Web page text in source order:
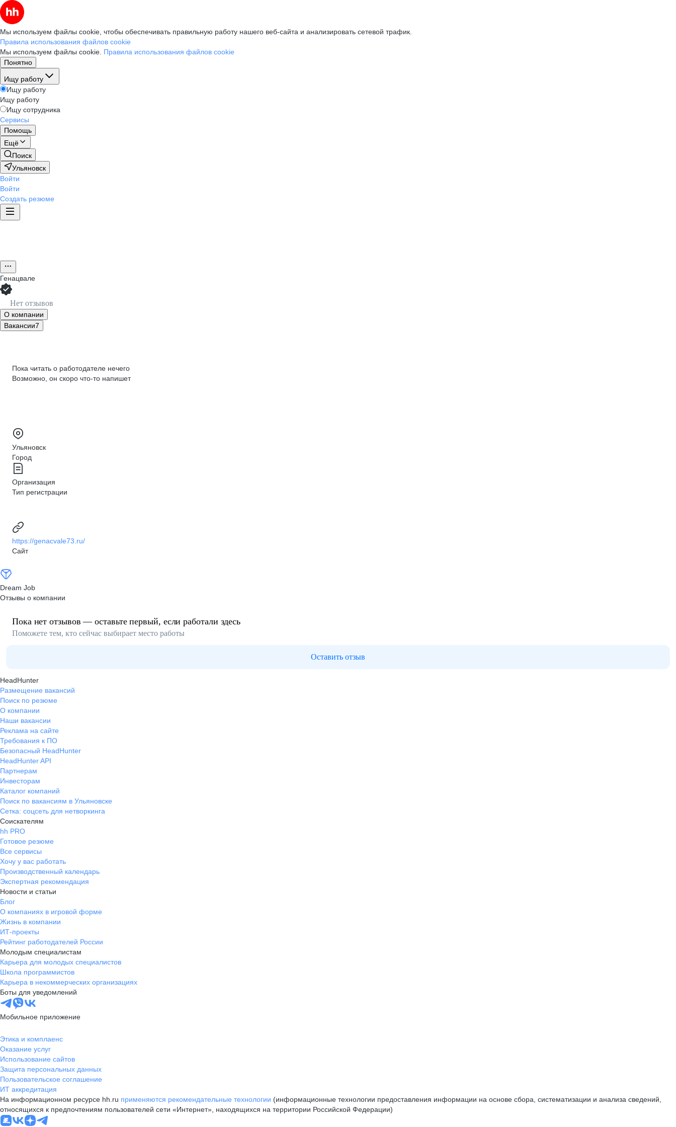
Мы используем файлы cookie, чтобы обеспечивать правильную работу нашего веб-сайта и анализировать сетевой трафик.
Правила использования файлов cookie
Мы используем файлы cookie. Правила использования файлов cookie
Понятно
Ищу работу
Ищу работу
Ищу работу
Ищу сотрудника
Сервисы
Помощь
Ещё
Поиск
Ульяновск
Войти
Войти
Создать резюме
Генацвале
Нет отзывов
О компании
Вакансии7
Пока читать о работодателе нечего
Возможно, он скоро что‑то напишет
Ульяновск
Город
Организация
Тип регистрации
https://genacvale73.ru/
Сайт
Dream Job
Отзывы о компании
Пока нет отзывов — оставьте первый, если работали здесь
Поможете тем, кто сейчас выбирает место работы
Оставить отзыв
HeadHunter
Размещение вакансий
Поиск по резюме
О компании
Наши вакансии
Реклама на сайте
Требования к ПО
Безопасный HeadHunter
HeadHunter API
Партнерам
Инвесторам
Каталог компаний
Поиск по вакансиям в Ульяновске
Сетка: соцсеть для нетворкинга
Соискателям
hh PRO
Готовое резюме
Все сервисы
Хочу у вас работать
Производственный календарь
Экспертная рекомендация
Новости и статьи
Блог
О компаниях в игровой форме
Жизнь в компании
ИТ-проекты
Рейтинг работодателей России
Молодым специалистам
Карьера для молодых специалистов
Школа программистов
Карьера в некоммерческих организациях
Боты для уведомлений
Мобильное приложение
Этика и комплаенс
Оказание услуг
Использование сайтов
Защита персональных данных
Пользовательское соглашение
ИТ аккредитация
На информационном ресурсе hh.ru применяются рекомендательные технологии (информационные технологии предоставления информации на основе сбора, систематизации и анализа сведений,
относящихся к предпочтениям пользователей сети «Интернет», находящихся на территории Российской Федерации)